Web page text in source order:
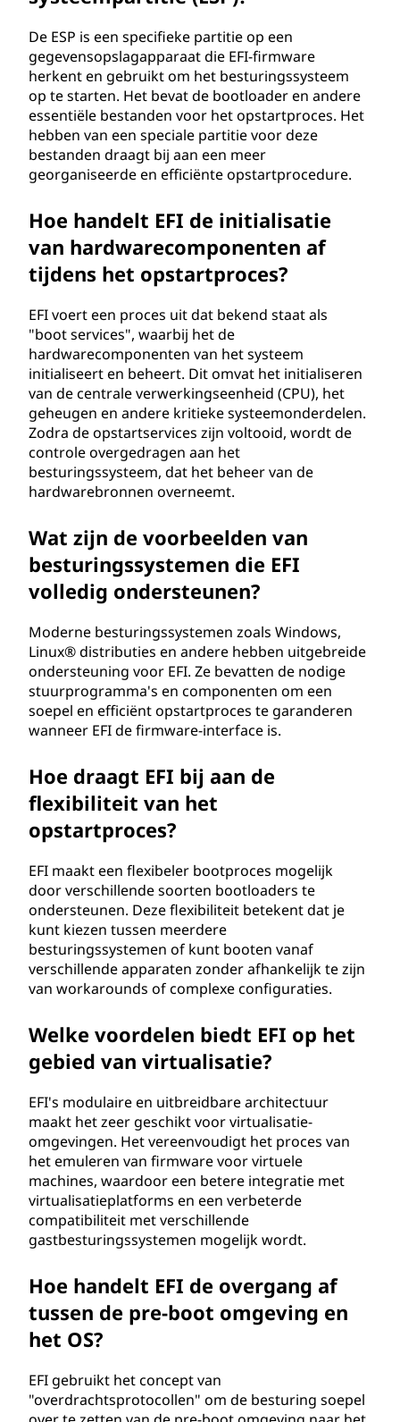
De ESP is een specifieke partitie op een
gegevensopslagapparaat die EFI-firmware
herkent en gebruikt om het besturingssysteem
op te starten. Het bevat de bootloader en andere
essentiële bestanden voor het opstartproces. Het
hebben van een speciale partitie voor deze
bestanden draagt bij aan een meer
georganiseerde en efficiënte opstartprocedure.
Hoe handelt EFI de initialisatie
van hardwarecomponenten af
tijdens het opstartproces?
EFI voert een proces uit dat bekend staat als
"boot services", waarbij het de
hardwarecomponenten van het systeem
initialiseert en beheert. Dit omvat het initialiseren
van de centrale verwerkingseenheid (CPU), het
geheugen en andere kritieke systeemonderdelen.
Zodra de opstartservices zijn voltooid, wordt de
controle overgedragen aan het
besturingssysteem, dat het beheer van de
hardwarebronnen overneemt.
Wat zijn de voorbeelden van
besturingssystemen die EFI
volledig ondersteunen?
Moderne besturingssystemen zoals Windows,
Linux® distributies en andere hebben uitgebreide
ondersteuning voor EFI. Ze bevatten de nodige
stuurprogramma's en componenten om een
soepel en efficiënt opstartproces te garanderen
wanneer EFI de firmware-interface is.
Hoe draagt EFI bij aan de
flexibiliteit van het
opstartproces?
EFI maakt een flexibeler bootproces mogelijk
door verschillende soorten bootloaders te
ondersteunen. Deze flexibiliteit betekent dat je
kunt kiezen tussen meerdere
besturingssystemen of kunt booten vanaf
verschillende apparaten zonder afhankelijk te zijn
van workarounds of complexe configuraties.
Welke voordelen biedt EFI op het
gebied van virtualisatie?
EFI's modulaire en uitbreidbare architectuur
maakt het zeer geschikt voor virtualisatie-
omgevingen. Het vereenvoudigt het proces van
het emuleren van firmware voor virtuele
machines, waardoor een betere integratie met
virtualisatieplatforms en een verbeterde
compatibiliteit met verschillende
gastbesturingssystemen mogelijk wordt.
Hoe handelt EFI de overgang af
tussen de pre-boot omgeving en
het OS?
EFI gebruikt het concept van
"overdrachtsprotocollen" om de besturing soepel